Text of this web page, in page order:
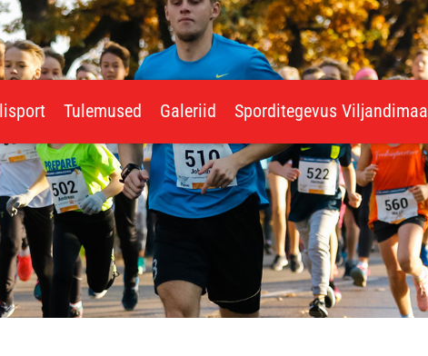
Tulemused Galeriid Sporditegevus Viljandimaal